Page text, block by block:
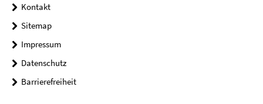
Kontakt
Sitemap
Impressum
Datenschutz
Barrierefreiheit